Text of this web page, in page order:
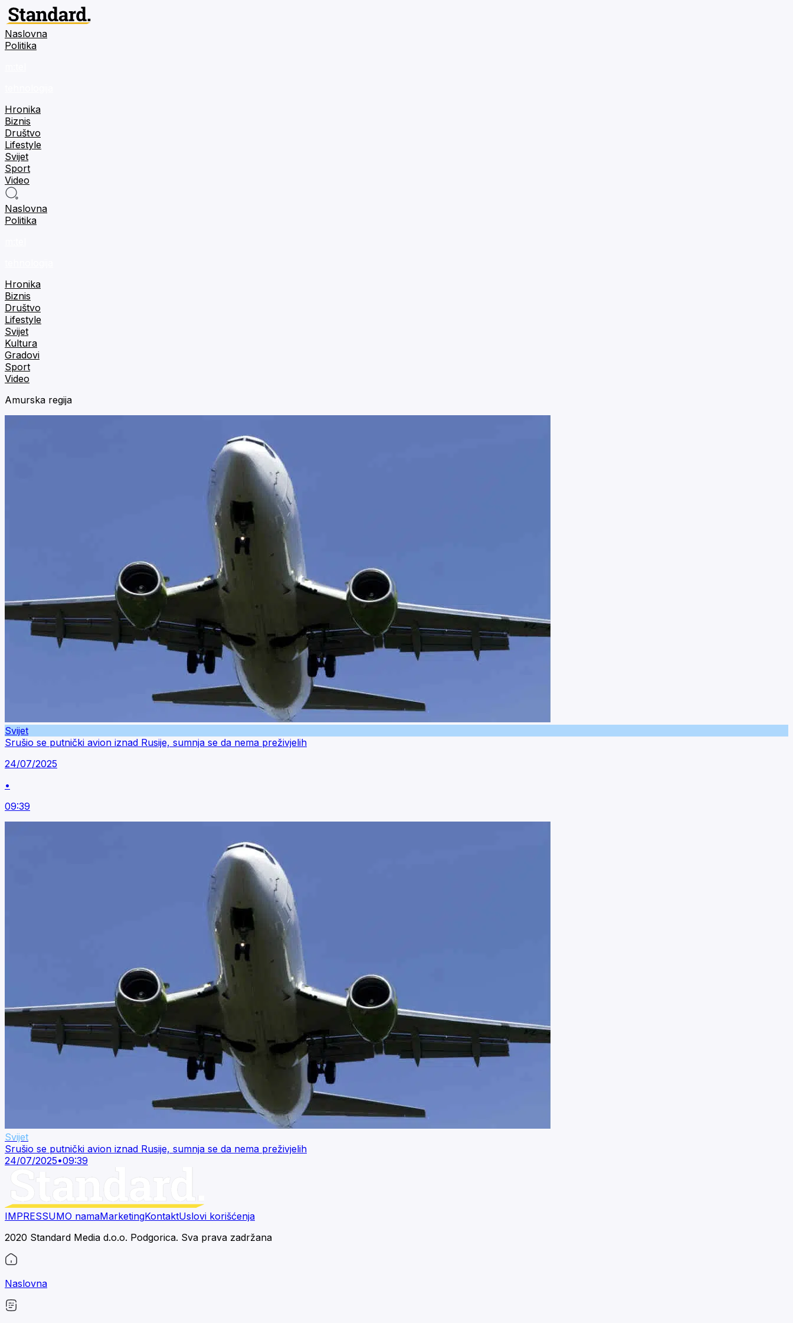
Naslovna
Politika
Hronika
Biznis
Društvo
Lifestyle
Svijet
Sport
Video
Naslovna
Politika
Hronika
Biznis
Društvo
Lifestyle
Svijet
Kultura
Gradovi
Sport
Video
Amurska regija
Svijet
Srušio se putnički avion iznad Rusije, sumnja se da nema preživjelih
24/07/2025
•
09:39
Svijet
Srušio se putnički avion iznad Rusije, sumnja se da nema preživjelih
24/07/2025•09:39
IMPRESSUMO namaMarketingKontaktUslovi korišćenja
2020 Standard Media d.o.o. Podgorica. Sva prava zadržana
Naslovna